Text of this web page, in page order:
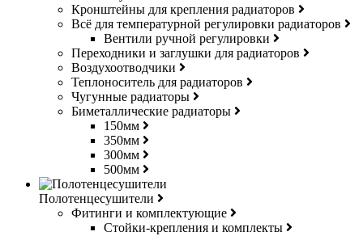
Кронштейны для крепления радиаторов
Всё для температурной регулировки радиаторов
Вентили ручной регулировки
Переходники и заглушки для радиаторов
Воздухоотводчики
Теплоноситель для радиаторов
Чугунные радиаторы
Биметаллические радиаторы
150мм
350мм
300мм
500мм
Полотенцесушители
Фитинги и комплектующие
Стойки-крепления и комплекты